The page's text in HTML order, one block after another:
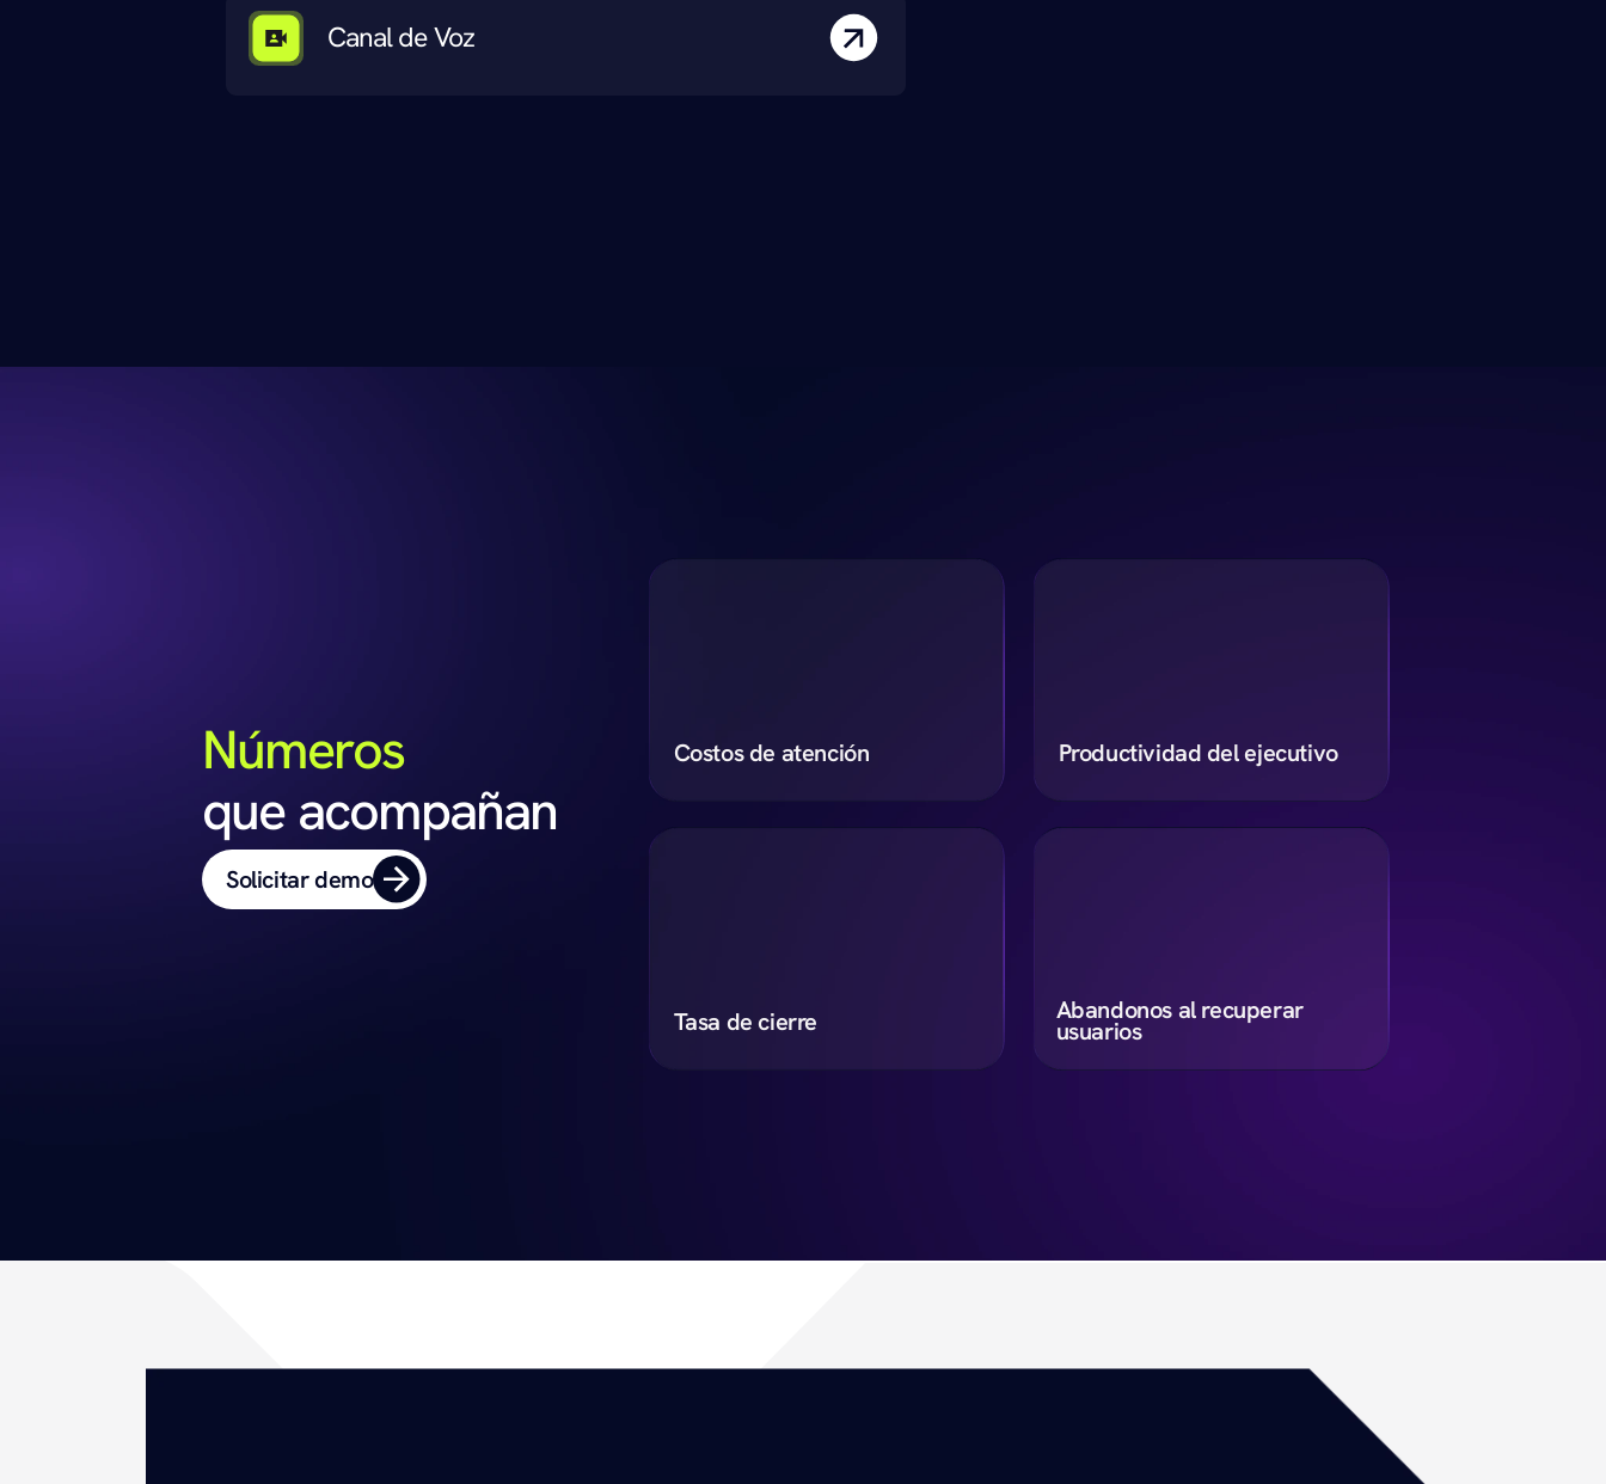
Canal de Voz
Números
que acompañan
Solicitar demo
Costos de atención
+ %
Productividad del ejecutivo
Tasa de cierre Abandonos al recuperar
usuarios